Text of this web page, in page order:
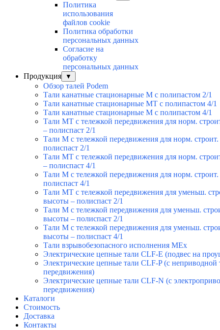
Политика
использования
файлов cookie
Политика обработки
персональных данных
Согласие на
обработку
персональных данных
Продукция
▼
Обзор талей Podem
Тали канатные стационарные M с полипастом 2/1
Тали канатные стационарные MT с полипастом 4/1
Тали канатные стационарные M с полипастом 4/1
Тали МТ с тележкой передвижения для норм.
– полиспаст 2/1
Тали М с тележкой передвижения для норм.
полиспаст 2/1
Тали МТ с тележкой передвижения для норм.
– полиспаст 4/1
Тали М с тележкой передвижения для норм.
полиспаст 4/1
Тали МТ с тележкой передвижения для уменьш.
высоты – полиспаст 2/1
Тали М с тележкой передвижения для уменьш.
высоты – полиспаст 2/1
Тали М с тележкой передвижения для уменьш.
высоты – полиспаст 4/1
Тали взрывобезопасного исполнения MEx
Электрические цепные тали CLF-E (подвес на
Электрические цепные тали CLF-P (с неприводной
передвижения)
Электрические цепные тали CLF-N (с
передвижения)
Каталоги
Стоимость
Доставка
Контакты